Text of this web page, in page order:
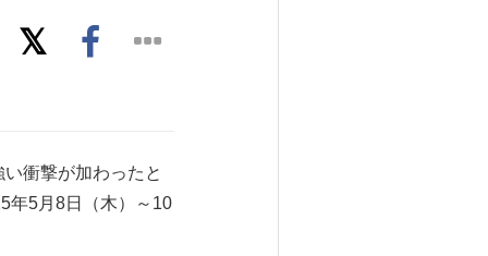
衝撃が加わったと
年5月8日（木）～10